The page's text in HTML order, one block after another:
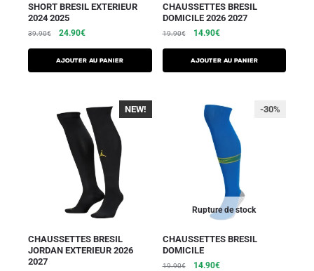
SHORT BRESIL EXTERIEUR
2024 2025
39.90€ 24.90€
AJOUTER AU PANIER
CHAUSSETTES BRESIL
DOMICILE 2026 2027
19.90€ 14.90€
Ajouter au panier
NEW!
CHAUSSETTES BRESIL
JORDAN EXTERIEUR 2026
2027
Rupture de stock
-30%
CHAUSSETTES BRESIL
DOMICILE
19.90€ 14.90€